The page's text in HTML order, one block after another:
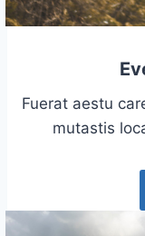
Fuerat aestu
mutastis